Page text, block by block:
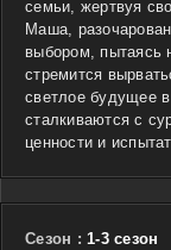
семьи, жертвуя
Маша,
выбором, пытаясь
стремится
светлое будущее
сталкиваются с
ценности и
Сезон : 1-3 сезон